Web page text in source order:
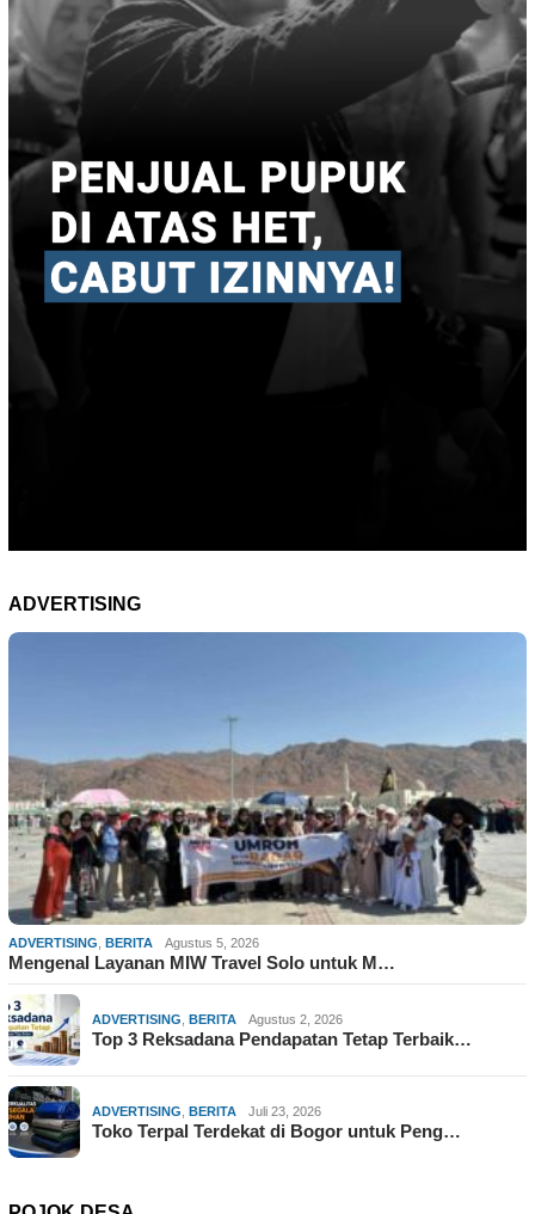
ADVERTISING
ADVERTISING, BERITA Agustus 5, 2026
Mengenal Layanan MIW Travel Solo untuk M…
ADVERTISING, BERITA Agustus 2, 2026
Top 3 Reksadana Pendapatan Tetap Terbaik…
ADVERTISING, BERITA Juli 23, 2026
Toko Terpal Terdekat di Bogor untuk Peng…